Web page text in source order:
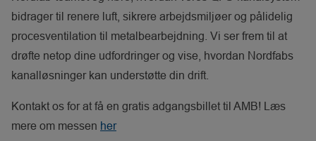
bidrager til renere luft, sikrere arbejdsmiljøer og pålidelig
procesventilation til metalbearbejdning. Vi ser frem til at
drøfte netop dine udfordringer og vise, hvordan Nordfabs
kanalløsninger kan understøtte din drift.
Kontakt os for at få en gratis adgangsbillet til AMB! Læs
mere om messen her